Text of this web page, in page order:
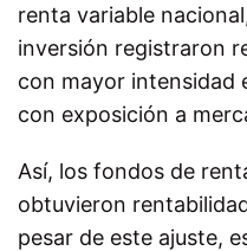
renta variable
inversión registraron
con mayor intensidad
con exposición a
Así, los fondos de
obtuvieron
pesar de este ajuste,